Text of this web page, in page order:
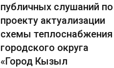
публичных слушаний по
проекту актуализации
схемы теплоснабжения
городского округа
«Город Кызыл